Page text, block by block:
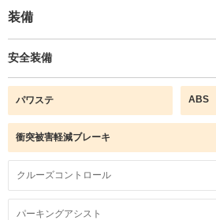
装備
安全装備
パワステ ABS
衝突被害軽減ブレーキ
クルーズコントロール
パーキングアシスト